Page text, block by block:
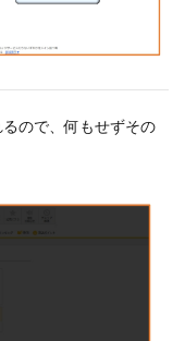
ので、何もせずその